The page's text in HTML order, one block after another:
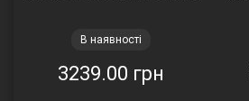
В наявності
3239.00 грн